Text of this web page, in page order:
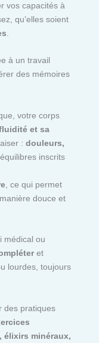
vos capacités à
qu’elles soient
à un travail
des mémoires
votre corps
et sa
: douleurs,
inscrits
, ce qui permet
douce et
médical ou
et
lourdes, toujours
des pratiques
élixirs minéraux,